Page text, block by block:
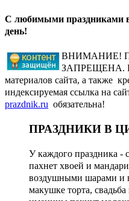
С любимыми праздниками
день!
ВНИМАНИЕ!
ЗАПРЕЩЕНА.
материалов сайта, а также
индексируемая ссылка на
prazdnik.ru обязательна!
ПРАЗДНИКИ В
У каждого праздника -
пахнет хвоей и
воздушными шарами и
макушке торта,